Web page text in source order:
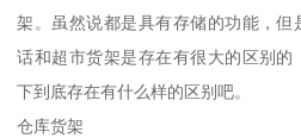
架。虽然说都是具有存储的功能，
话和超市货架是存在有很大的区别
下到底存在有什么样的区别吧。
仓库货架